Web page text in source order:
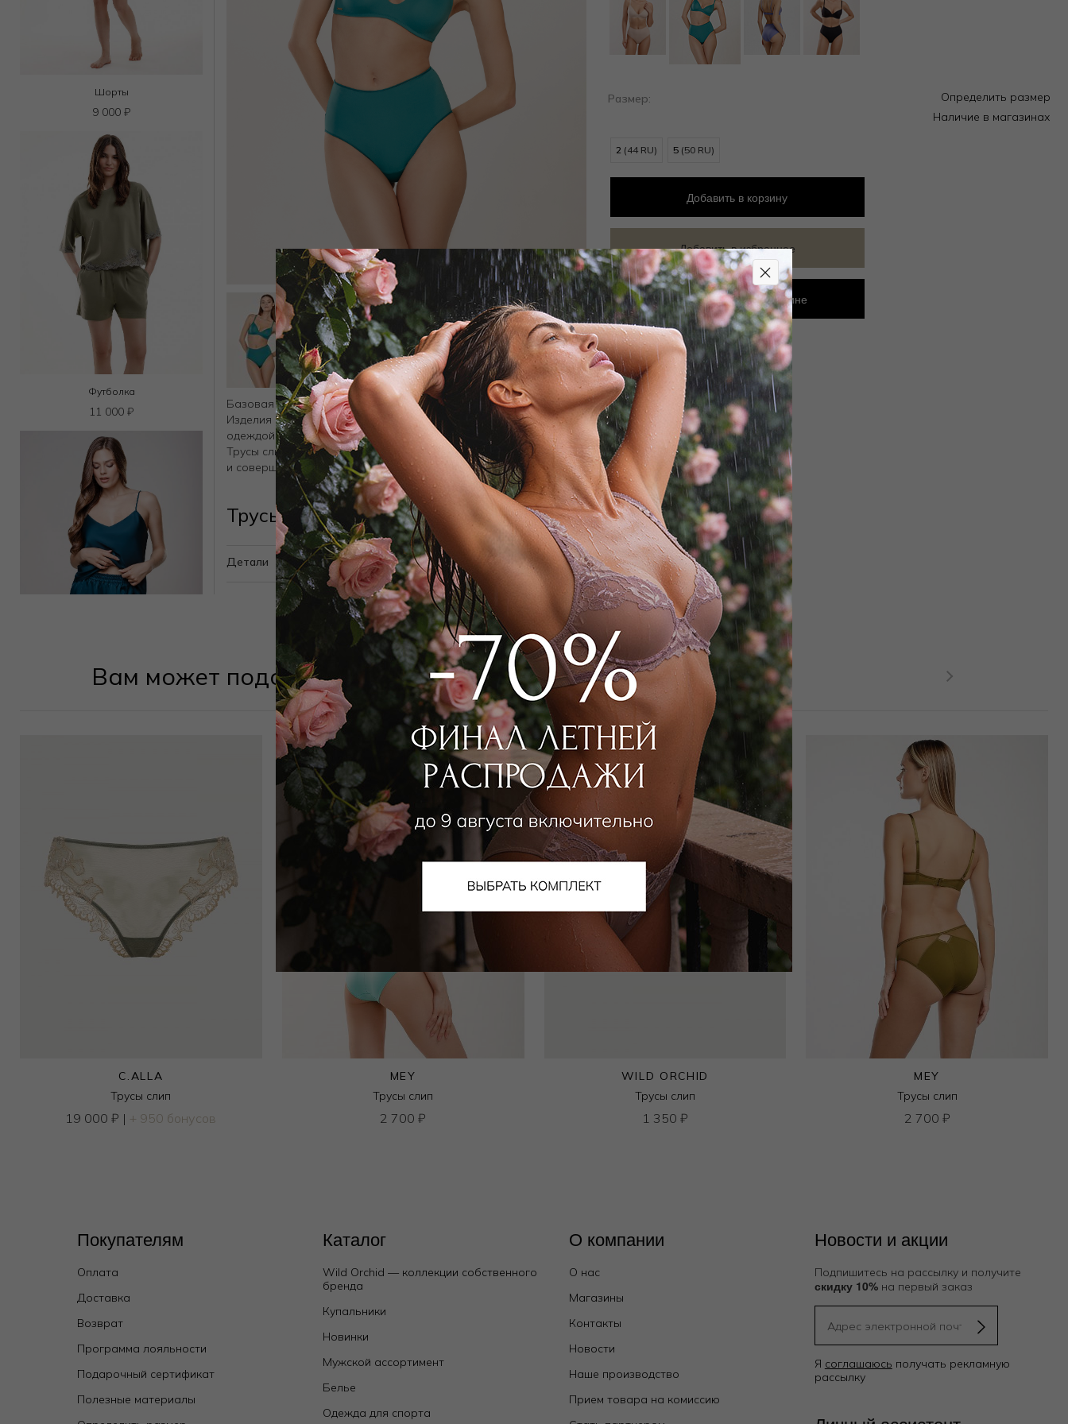
Шорты
9 000 ₽
Футболка
11 000 ₽
Базовая коллекция SKIN – это словно вторая кожа.
Изделия выполнены из микрофибры и незаметным под
одеждой.
Трусы слипы с высокой посадкой на талии комфортно облегают
и совершенно незаметны под одеждой.
Трусы слип 2770F2202 Зеленый
Детали
Размер:
Определить размер
Наличие в магазинах
2 (44 RU) 5 (50 RU)
Добавить в корзину
Добавить в избранное
Забронировать в магазине
Вам может подойти
C.ALLA
Трусы слип
19 000₽ | + 950 бонусов
MEY
Трусы слип
2 700₽
WILD ORCHID
Трусы слип
1 350 ₽
MEY
Трусы слип
2 700 ₽
Покупателям
Оплата
Доставка
Возврат
Программа лояльности
Подарочный сертификат
Полезные материалы
Каталог
Wild Orchid — коллекции собственного
бренда
Купальники
Новинки
Мужской ассортимент
Белье
Одежда для спорта
О компании
О нас
Магазины
Контакты
Новости
Наше производство
Прием товара на комиссию
Новости и акции
Подпишитесь на рассылку и получите
скидку 10%на первый заказ
Я соглашаюсь получать рекламную
рассылку